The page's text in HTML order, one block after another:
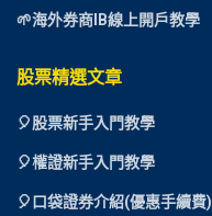
🌱海外券商IB線上開戶教學
股票精選文章
🎈股票新手入門教學
🎈權證新手入門教學
🎈口袋證券介紹(優惠手續費)